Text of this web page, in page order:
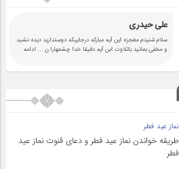
سلام شنیدم مغجزه این آیه مبارکه
و مخفی بمانید باتلاوت ابن آیه دقیقا
نماز عید فطر
طریقه خواندن نماز عید فطر و دعای قنوت نماز عید
فطر